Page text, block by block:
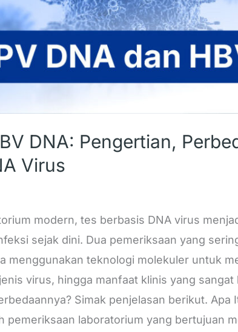
DNA: Pengertian,
Virus
modern, tes berbasis DNA virus
sejak dini. Dua pemeriksaan yang
menggunakan teknologi molekuler untuk
virus, hingga manfaat klinis yang
Simak penjelasan berikut. Apa
pemeriksaan laboratorium yang bertujuan